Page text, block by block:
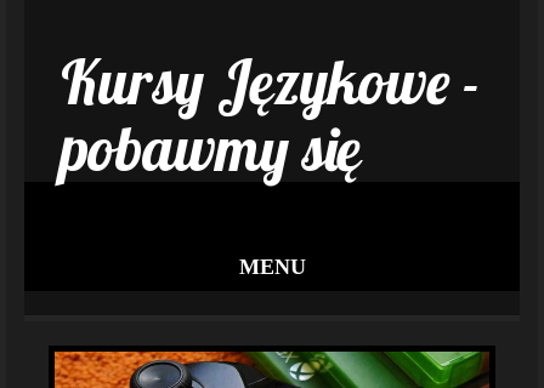
Kursy Językowe -
pobawmy się
MENU